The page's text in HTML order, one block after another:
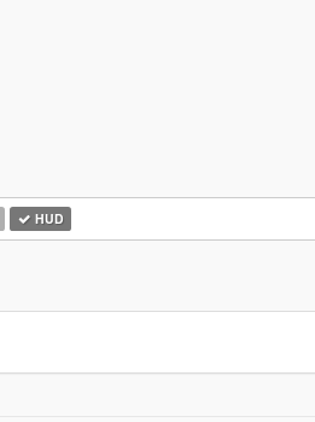
HUD